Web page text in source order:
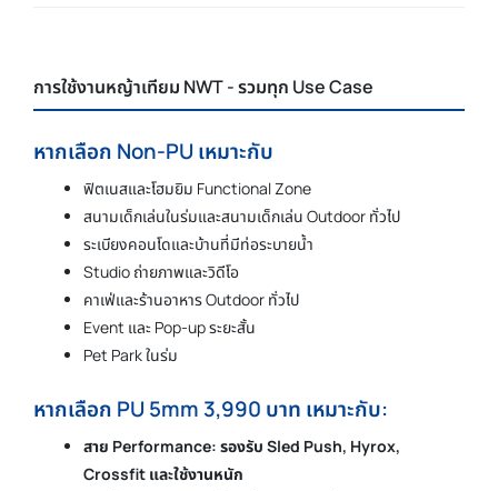
การใช้งานหญ้าเทียม NWT - รวมทุก Use Case
หากเลือก Non-PU เหมาะกับ
ฟิตเนสและโฮมยิม Functional Zone
สนามเด็กเล่นในร่มและสนามเด็กเล่น Outdoor ทั่วไป
ระเบียงคอนโดและบ้านที่มีท่อระบายน้ำ
Studio ถ่ายภาพและวิดีโอ
คาเฟ่และร้านอาหาร Outdoor ทั่วไป
Event และ Pop-up ระยะสั้น
Pet Park ในร่ม
หากเลือก PU 5mm 3,990 บาท เหมาะกับ:
สาย Performance: รองรับ Sled Push, Hyrox,
Crossfit และใช้งานหนัก